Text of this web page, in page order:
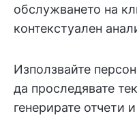
обслужването на
контекстуален
Използвайте
да проследявате
генерирате отчети